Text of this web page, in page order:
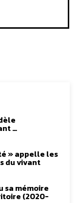
…
» appelle les
du vivant
sa mémoire
(2020-